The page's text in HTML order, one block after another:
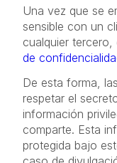
Una vez que se
sensible con un
cualquier
de
De esta forma,
respetar el
información
comparte. Esta
protegida bajo